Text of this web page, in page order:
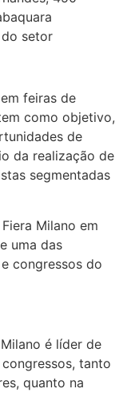
setor
feiras de
como objetivo,
de
da realização de
segmentadas
Milano em
uma das
congressos do
é líder de
tanto
quanto na